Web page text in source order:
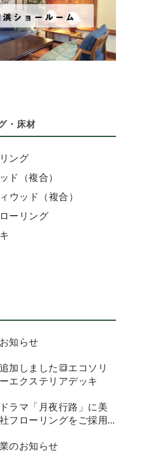
・床材
ング
ド（複合）
ウッド（複合）
ーリング
知らせ
加しました🔳エコソリ
エクステリアデッキ
ラマ「月夜行路」に美
フローリングをご採用
のお知らせ